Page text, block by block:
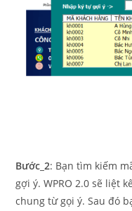
Bước_2: Bạn tìm kiếm
gợi ý. WPRO 2.0 sẽ liệt
chung từ gọi ý. Sau đó